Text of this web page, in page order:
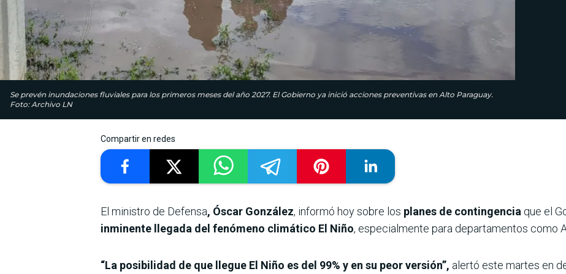
Se prevén inundaciones fluviales para los primeros meses del año 2027. El Gobierno ya inició acciones preventivas en Alto Paraguay.
Foto: Archivo LN
Compartir en redes
El ministro de Defensa, Óscar González, informó hoy sobre los planes de contingencia que el
inminente llegada del fenómeno climático El Niño, especialmente para departamentos como
“La posibilidad de que llegue El Niño es del 99% y en su peor versión”, alertó este martes en